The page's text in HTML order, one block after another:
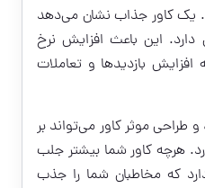
یک کاور جذاب نشان می‌دهد
این باعث افزایش نرخ
بازدیدها و تعاملات
و طراحی موثر کاور می‌تواند بر
هرچه کاور شما بیشتر جلب
که مخاطبان شما را جذب